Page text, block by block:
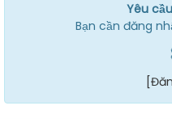
Yêu
Bạn cần đăng